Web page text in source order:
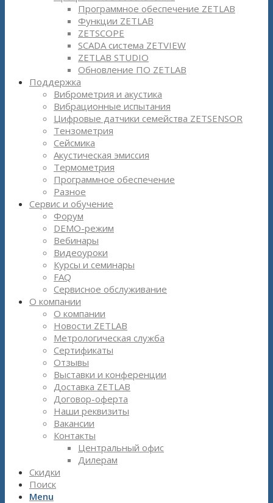
Программное обеспечение ZETLAB
Функции ZETLAB
ZETSCOPE
SCADA система ZETVIEW
ZETLAB STUDIO
Обновление ПО ZETLAB
Поддержка
Виброметрия и акустика
Вибрационные испытания
Цифровые датчики семейства ZETSENSOR
Тензометрия
Сейсмика
Акустическая эмиссия
Термометрия
Программное обеспечение
Разное
Сервис и обучение
Форум
DEMO-режим
Вебинары
Видеоуроки
Курсы и семинары
FAQ
Сервисное обслуживание
О компании
О компании
Новости ZETLAB
Метрологическая служба
Сертификаты
Отзывы
Выставки и конференции
Доставка ZETLAB
Договор-оферта
Наши реквизиты
Вакансии
Контакты
Центральный офис
Дилерам
Скидки
Поиск
Menu